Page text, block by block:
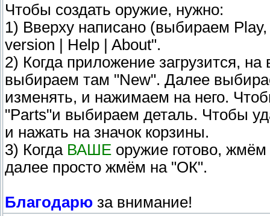
Чтобы создать оружие, нужно:
1) Вверху написано (выбираем
version | Help | About".
2) Когда приложение загрузится,
выбираем там "New". Далее
изменять, и нажимаем на него.
"Parts"и выбираем деталь. Чтобы
и нажать на значок корзины.
3) Когда ВАШЕ оружие готово,
далее просто жмём на "ОК".
Благодарю за внимание!